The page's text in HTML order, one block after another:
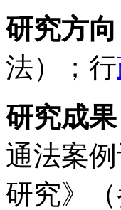
研究方向
法）；行
研究成果
通法案
研究》